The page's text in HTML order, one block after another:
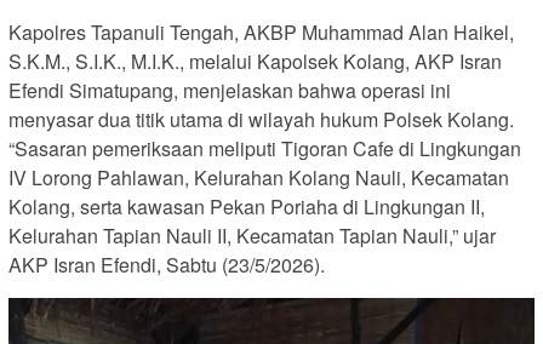
Kapolres Tapanuli Tengah, AKBP Muhammad Alan Haikel,
S.K.M., S.I.K., M.I.K., melalui Kapolsek Kolang, AKP Isran
Efendi Simatupang, menjelaskan bahwa operasi ini
menyasar dua titik utama di wilayah hukum Polsek Kolang.
“Sasaran pemeriksaan meliputi Tigoran Cafe di Lingkungan
IV Lorong Pahlawan, Kelurahan Kolang Nauli, Kecamatan
Kolang, serta kawasan Pekan Poriaha di Lingkungan II,
Kelurahan Tapian Nauli II, Kecamatan Tapian Nauli,” ujar
AKP Isran Efendi, Sabtu (23/5/2026).